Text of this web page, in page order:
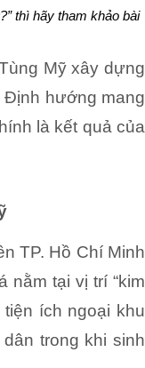
thì hãy tham khảo bài
Mỹ xây dựng
Định hướng mang
là kết quả của
TP. Hồ Chí Minh
nằm tại vị trí “kim
ích ngoại khu
trong khi sinh